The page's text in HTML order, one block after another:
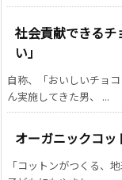
社会貢献できるチ
い」
自称、「おいしいチョ
ん実施してきた男、 ...
オーガニックコ
「コットンがつくる、